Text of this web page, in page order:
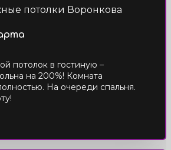
потолок в гостиную –
на 200%! Комната
На очереди спальня.